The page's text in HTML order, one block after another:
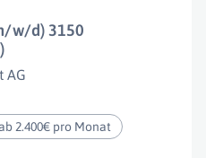
w/d) 3150
AG
2.400€ pro Monat